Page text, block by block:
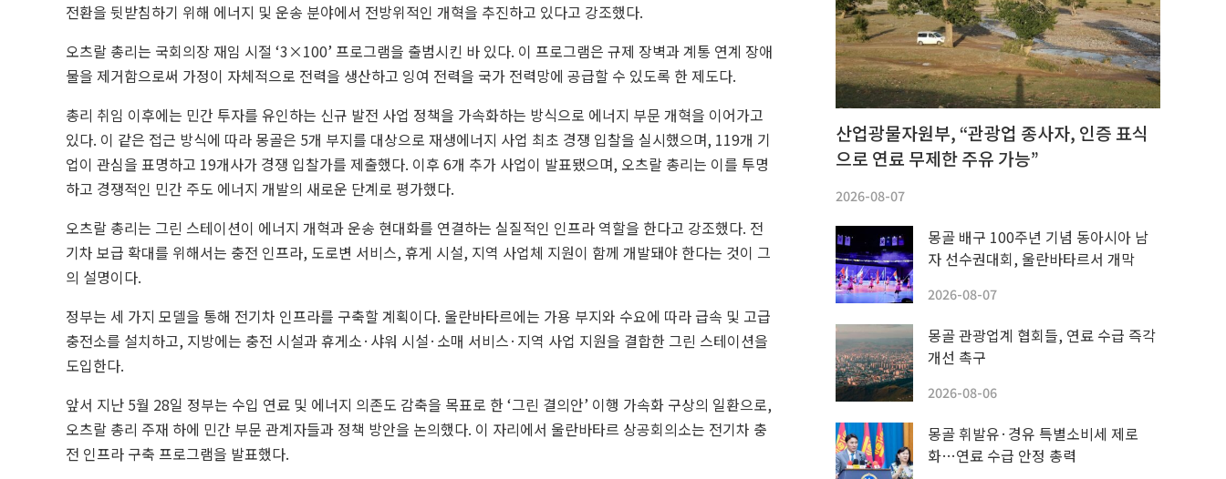
전환을 뒷받침하기 위해 에너지 및 운송 분야에서 전방위적인 개혁을 추진하고 있다고 강조했다.
오츠랄 총리는 국회의장 재임 시절 ‘3×100’ 프로그램을 출범시킨 바 있다. 이 프로그램은 규제 장벽과 계통 연계 장애
물을 제거함으로써 가정이 자체적으로 전력을 생산하고 잉여 전력을 국가 전력망에 공급할 수 있도록 한 제도다.
총리 취임 이후에는 민간 투자를 유인하는 신규 발전 사업 정책을 가속화하는 방식으로 에너지 부문 개혁을 이어가고
있다. 이 같은 접근 방식에 따라 몽골은 5개 부지를 대상으로 재생에너지 사업 최초 경쟁 입찰을 실시했으며, 119개 기
업이 관심을 표명하고 19개사가 경쟁 입찰가를 제출했다. 이후 6개 추가 사업이 발표됐으며, 오츠랄 총리는 이를 투명
하고 경쟁적인 민간 주도 에너지 개발의 새로운 단계로 평가했다.
오츠랄 총리는 그린 스테이션이 에너지 개혁과 운송 현대화를 연결하는 실질적인 인프라 역할을 한다고 강조했다. 전
기차 보급 확대를 위해서는 충전 인프라, 도로변 서비스, 휴게 시설, 지역 사업체 지원이 함께 개발돼야 한다는 것이 그
의 설명이다.
정부는 세 가지 모델을 통해 전기차 인프라를 구축할 계획이다. 울란바타르에는 가용 부지와 수요에 따라 급속 및 고급
충전소를 설치하고, 지방에는 충전 시설과 휴게소·샤워 시설·소매 서비스·지역 사업 지원을 결합한 그린 스테이션을
도입한다.
앞서 지난 5월 28일 정부는 수입 연료 및 에너지 의존도 감축을 목표로 한 ‘그린 결의안’ 이행 가속화 구상의 일환으로,
오츠랄 총리 주재 하에 민간 부문 관계자들과 정책 방안을 논의했다. 이 자리에서 울란바타르 상공회의소는 전기차 충
전 인프라 구축 프로그램을 발표했다.
산업광물자원부, “관광업 종사자, 인증 표식
으로 연료 무제한 주유 가능”
2026-08-07
몽골 배구 100주년 기념 동아시아 남
자 선수권대회, 울란바타르서 개막
2026-08-07
몽골 관광업계 협회들, 연료 수급 즉각
개선 촉구
2026-08-06
몽골 휘발유·경유 특별소비세 제로
화…연료 수급 안정 총력